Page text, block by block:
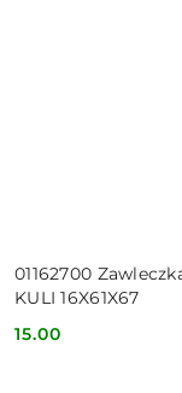
01162700
KULI 16X61X67
Cena:
15.00